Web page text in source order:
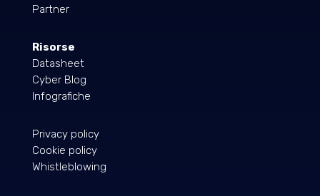
Partner
Risorse
Datasheet
Cyber Blog
Infografiche
Privacy policy
Cookie policy
Whistleblowing